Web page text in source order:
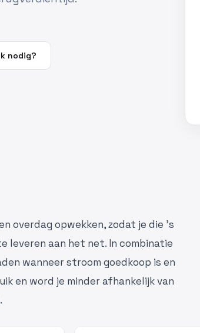
nodig?
overdag opwekken, zodat je die 's
leveren aan het net. In combinatie
wanneer stroom goedkoop is en
en word je minder afhankelijk van